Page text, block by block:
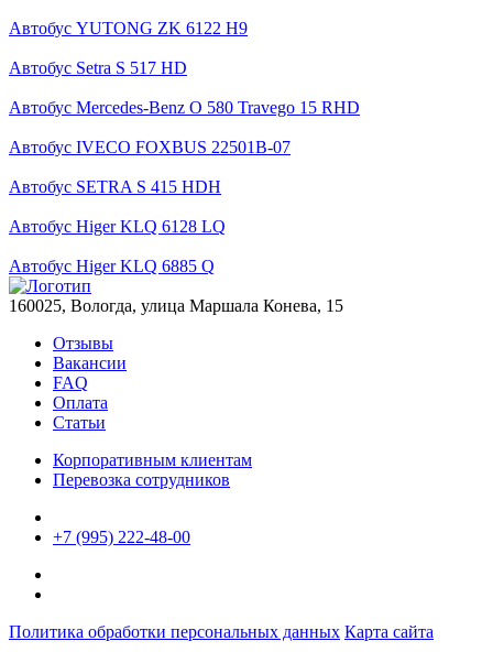
Автобус YUTONG ZK 6122 H9
Автобус Setra S 517 HD
Автобус Mercedes-Benz O 580 Travego 15 RHD
Автобус IVECO FOXBUS 22501В-07
Автобус SETRA S 415 HDH
Автобус Higer KLQ 6128 LQ
Автобус Higer KLQ 6885 Q
160025, Вологда, улица Маршала Конева, 15
Отзывы
Вакансии
FAQ
Оплата
Статьи
Корпоративным клиентам
Перевозка сотрудников
+7 (995) 222-48-00
Политика обработки персональных данных Карта сайта